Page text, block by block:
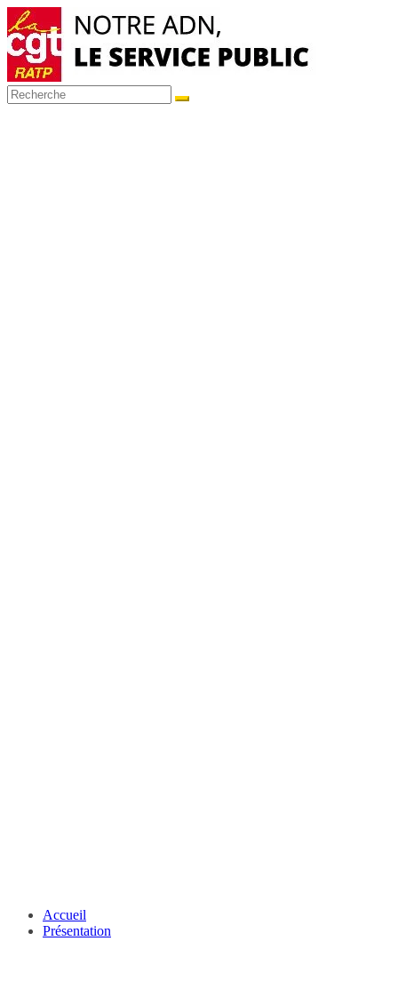
Passer
au
contenu
Accueil
Présentation